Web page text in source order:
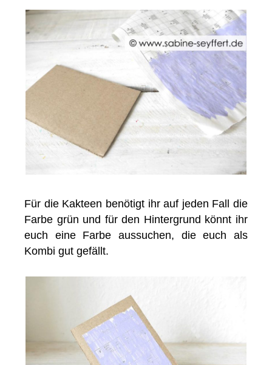
Für die Kakteen benötigt ihr auf jeden Fall die
Farbe grün und für den Hintergrund könnt ihr
euch eine Farbe aussuchen, die euch als
Kombi gut gefällt.